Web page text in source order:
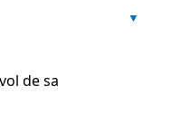
de sa